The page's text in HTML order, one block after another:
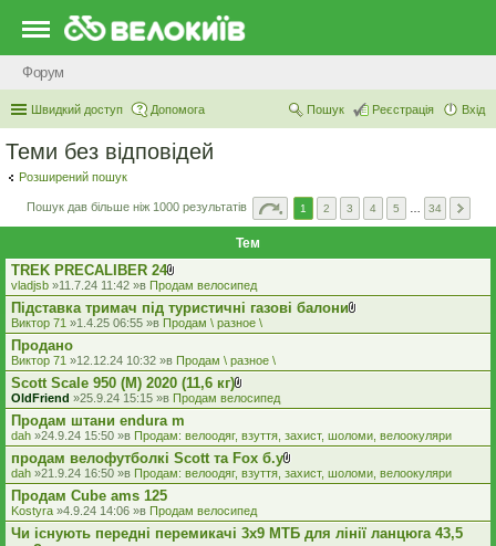
Форум
Швидкий доступ Допомога Вхід
Реєстрація
Пошук
Теми без відповідей
Розширений пошук
Пошук дав більше ніж 1000 результатів 1 2 3 4 5 34
Тем
TREK PRECALIBER 24
В
к
л
а
д
н
н
я
vladjsb »11.7.24 11:42 »в Продам велосипед
Підставка тримач під туристичні газові балони
к
д
н
Виктор 71 »1.4.25 06:55 »в Продам \ разное \
Продано
Виктор 71 »12.12.24 10:32 »в Продам \ разное \
Scott Scale 950 (М) 2020 (11,6 кг)
В
к
а
д
е
н
н
OldFriend »25.9.24 15:15 »в Продам велосипед
Продам штани endura m
dah »24.9.24 15:50 »в Продам: велоодяг, взуття, захист, шоломи, велоокуляри
продам велофутболкі Scott та Fox б.у
В
к
д
е
dah »21.9.24 16:50 »в Продам: велоодяг, взуття, захист, шоломи, велоокуляри
Продам Cube ams 125
Kostyra »4.9.24 14:06 »в Продам велосипед
Чи існують передні перемикачі 3x9 МТБ для лінії ланцюга 43,5